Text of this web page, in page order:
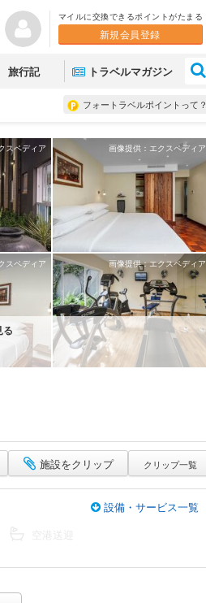
マイルに交換できるポイントがたまる
新規会員登録
旅行記 トラベルマガジン
フォートラベルポイントって？
スペディア 画像提供：エクスペディア
スペディア 画像提供：エクスペディア
る
施設をクリップ クリップ一覧
設備・サービス一覧